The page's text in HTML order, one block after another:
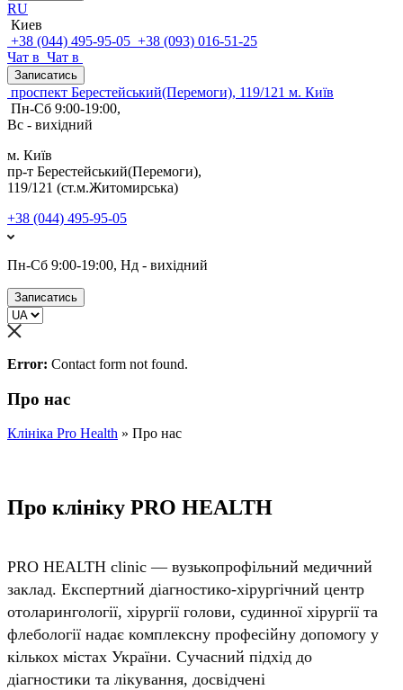
RU
Киев
+38 (044) 495-95-05 +38 (093) 016-51-25
Чат в Чат в
Записатись
проспект Берестейський(Перемоги), 119/121 м. Київ
Пн-Сб 9:00-19:00,
Вс - вихідний
м. Київ
пр-т Берестейський(Перемоги),
119/121 (ст.м.Житомирська)
+38 (044) 495-95-05
Пн-Сб 9:00-19:00, Нд - вихідний
Записатись
Error: Contact form not found.
Про нас
Клініка Pro Health » Про нас
Про клініку PRO HEALTH
PRO HEALTH clinic — вузькопрофільний медичний
заклад. Експертний діагностико-хірургічний центр
отоларингології, хірургії голови, судинної хірургії та
флебології надає комплексну професійну допомогу у
кількох містах України. Сучасний підхід до
діагностики та лікування, досвідчені